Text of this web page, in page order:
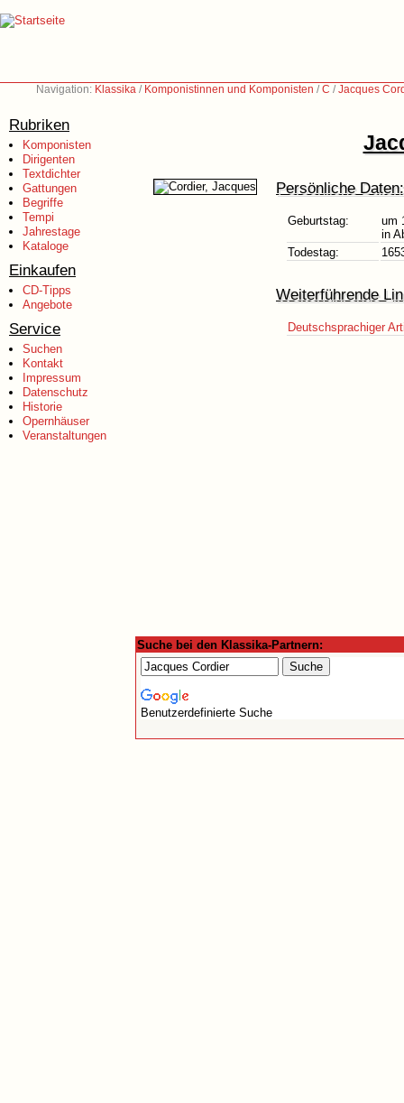
Navigation: Klassika / Komponistinnen und Komponisten /C /Jacques
Rubriken
Komponisten
Dirigenten
Textdichter
Gattungen
Begriffe
Tempi
Jahrestage
Kataloge
Einkaufen
CD-Tipps
Angebote
Service
Suchen
Kontakt
Impressum
Datenschutz
Historie
Opernhäuser
Veranstaltungen
Persönliche Daten:
Geburtstag:
um
in
Todestag:
Weiterführende
Deutschsprachiger
Suche bei den Klassika-Partnern:
Benutzerdefinierte Suche